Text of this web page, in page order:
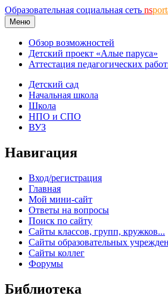
Образовательная социальная сеть ns
Меню
Обзор возможностей
Детский проект «Алые паруса»
Аттестация педагогических
Детский сад
Начальная школа
Школа
НПО и СПО
ВУЗ
Навигация
Вход/регистрация
Главная
Мой мини-сайт
Ответы на вопросы
Поиск по сайту
Сайты классов, групп, кружков...
Сайты образовательных
Сайты коллег
Форумы
Библиотека